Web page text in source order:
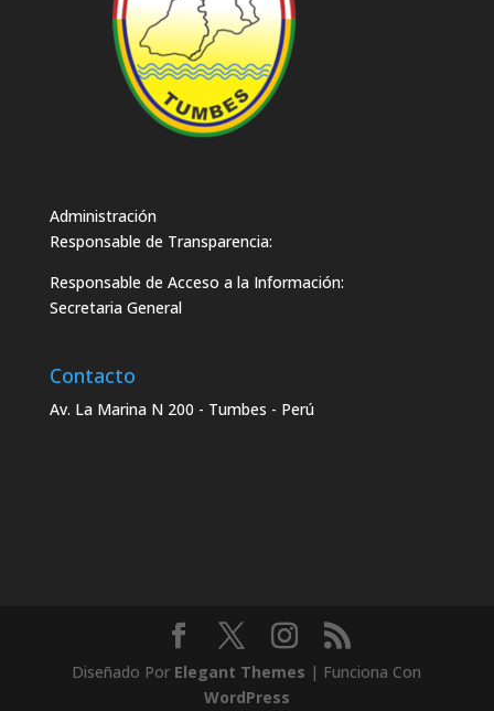
Administración
Responsable de Transparencia:
Responsable de Acceso a la Información:
Secretaria General
Contacto
Av. La Marina N 200 - Tumbes - Perú
Diseñado Por Elegant Themes | Funciona Con
WordPress